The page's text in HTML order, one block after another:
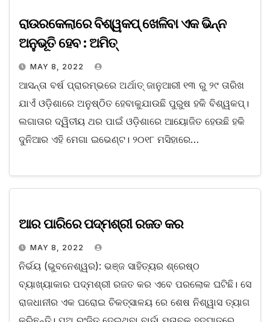
ରାଉରକେଲାରେ ବିଶ୍ୱକପ୍‌ ଖେଳିବା ଏକ ଭିନ୍ନ
ଅନୁଭୂତି ହେବ : ଅମିତ୍‌
MAY 8, 2022
ଆସନ୍ତା ବର୍ଷ ପ୍ରାରମ୍ଭରେ ଅର୍ଥାତ୍‌ ଜାନୁଆରୀ ୧୩ ରୁ ୨୯ ତାରିଖ
ଯାଏଁ ଓଡ଼ିଶାରେ ଅନୁଷ୍ଠିତ ହେବାକୁଯାଉଛି ପୁରୁଷ ହକି ବିଶ୍ୱକପ୍‌।
ଲଗାତାର ଦ୍ୱିତୀୟ ଥର ପାଇଁ ଓଡ଼ିଶାରେ ଆୟୋଜିତ ହେଉଛି ହକି
ଦୁନିଆର ଏହି ମେଗା ଇଭେଣ୍ଟ। ୨୦୧୮ ମସିହାରେ…
ଆର ପାରିରେ ପଦ୍ମଶ୍ରୀ ରଜତ କର
MAY 8, 2022
ନିର୍ଭୟ (ଭୁବନେଶ୍ୱର): ଭଞ୍ଜ ସାହିତ୍ୟର ଶ୍ରେଷ୍ଠ
ବ୍ୟାଖ୍ୟାକାର ପଦ୍ମଶ୍ରୀ ରଜତ କର ଏବେ ପରଲୋକ ଘଟିଛି। ସେ
ରାଜଧାନୀର ଏକ ଘରୋଇ ଚିକତ୍ସାଳୟ ରେ ଶେଷ ନିଶ୍ୱାସ ତ୍ୟାଗ